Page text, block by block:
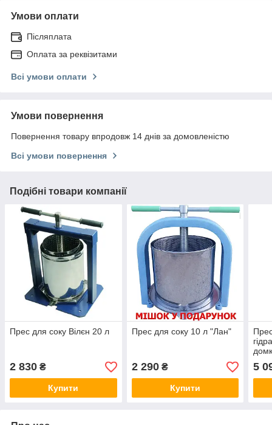
Умови оплати
Післяплата
Оплата за реквізитами
Всі умови оплати
Умови повернення
Повернення товару впродовж 14 днів за домовленістю
Всі умови повернення
Подібні товари компанії
Прес для соку Вілєн 20 л
2 830 ₴
Купити
Прес для соку 10 л "Лан"
2 290₴
Купити
5